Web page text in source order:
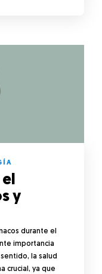
y
durante el
importancia
la salud
crucial, ya que